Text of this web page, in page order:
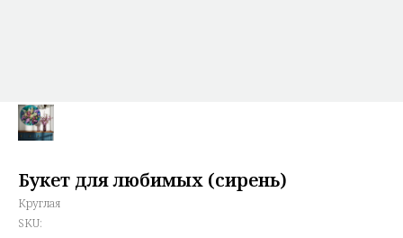
Букет для любимых (сирень)
Круглая
SKU: